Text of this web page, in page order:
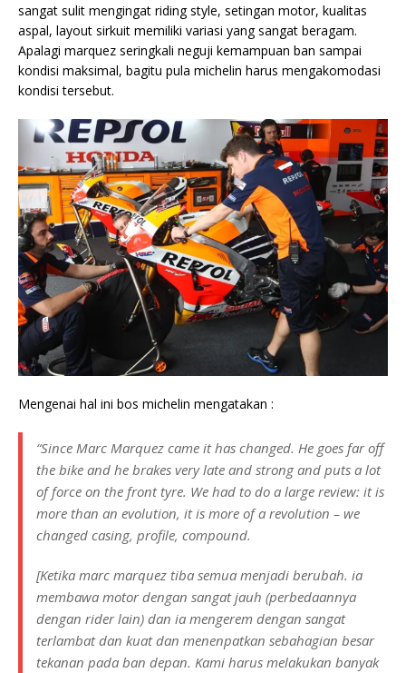
sangat sulit mengingat riding style, setingan motor, kualitas
aspal, layout sirkuit memiliki variasi yang sangat beragam.
Apalagi marquez seringkali neguji kemampuan ban sampai
kondisi maksimal, bagitu pula michelin harus mengakomodasi
kondisi tersebut.
Mengenai hal ini bos michelin mengatakan :
“Since Marc Marquez came it has changed. He goes far off
the bike and he brakes very late and strong and puts a lot
of force on the front tyre. We had to do a large review: it is
more than an evolution, it is more of a revolution – we
changed casing, profile, compound.
[Ketika marc marquez tiba semua menjadi berubah. ia
membawa motor dengan sangat jauh (perbedaannya
dengan rider lain) dan ia mengerem dengan sangat
terlambat dan kuat dan menenpatkan sebahagian besar
tekanan pada ban depan. Kami harus melakukan banyak